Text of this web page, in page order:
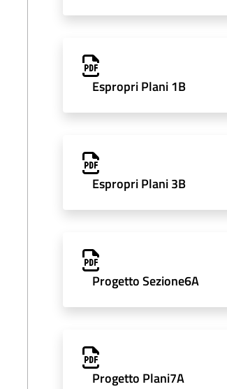
Espropri Plani 1B
Espropri Plani 3B
Progetto Sezione6A
Progetto Plani7A